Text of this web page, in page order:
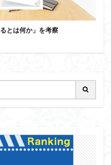
とは何か」を考察